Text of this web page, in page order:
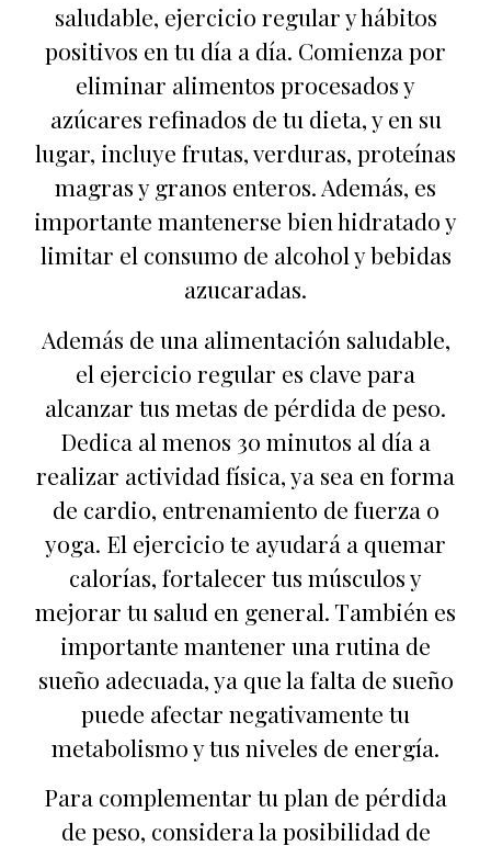
saludable, ejercicio regular y hábitos
positivos en tu día a día. Comienza por
eliminar alimentos procesados y
azúcares refinados de tu dieta, y en su
lugar, incluye frutas, verduras, proteínas
magras y granos enteros. Además, es
importante mantenerse bien hidratado y
limitar el consumo de alcohol y bebidas
azucaradas.
Además de una alimentación saludable,
el ejercicio regular es clave para
alcanzar tus metas de pérdida de peso.
Dedica al menos 30 minutos al día a
realizar actividad física, ya sea en forma
de cardio, entrenamiento de fuerza o
yoga. El ejercicio te ayudará a quemar
calorías, fortalecer tus músculos y
mejorar tu salud en general. También es
importante mantener una rutina de
sueño adecuada, ya que la falta de sueño
puede afectar negativamente tu
metabolismo y tus niveles de energía.
Para complementar tu plan de pérdida
de peso, considera la posibilidad de